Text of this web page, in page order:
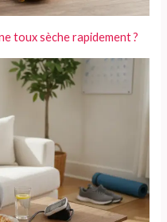
toux sèche rapidement ?